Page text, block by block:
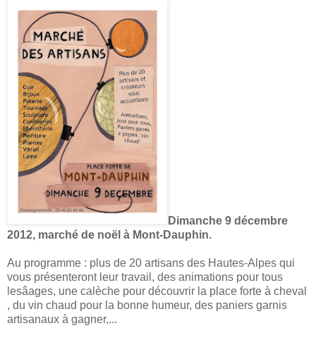
Dimanche 9 décembre
2012, marché de noël à Mont-Dauphin.
Au programme : plus de 20 artisans des Hautes-Alpes qui
vous présenteront leur travail, des animations pour tous
lesâages, une calèche pour découvrir la place forte à cheval
, du vin chaud pour la bonne humeur, des paniers garnis
artisanaux à gagner,...